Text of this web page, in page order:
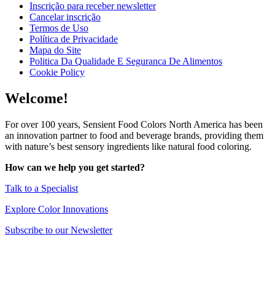
Inscrição para receber newsletter
Cancelar inscrição
Termos de Uso
Política de Privacidade
Mapa do Site
Politica Da Qualidade E Seguranca De Alimentos
Cookie Policy
Welcome!
For over 100 years, Sensient Food Colors North America has been
an innovation partner to food and beverage brands, providing them
with nature’s best sensory ingredients like natural food coloring.
How can we help you get started?
Talk to a Specialist
Explore Color Innovations
Subscribe to our Newsletter